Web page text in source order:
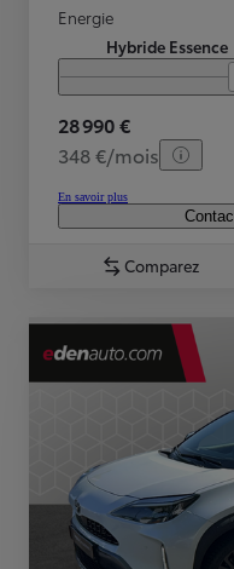
Energie
Hybride Essence
28 990 €
348 €/mois
En savoir plus
Comparez